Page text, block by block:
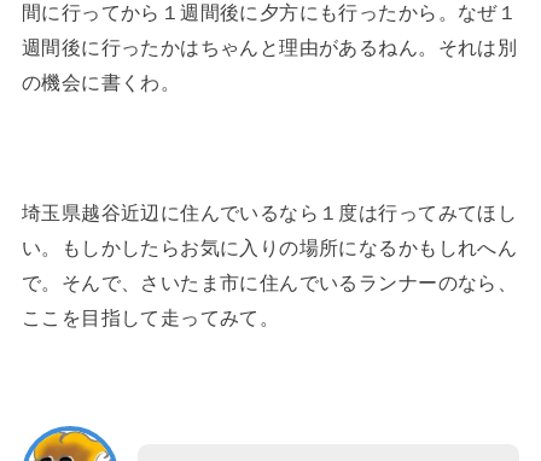
間に行ってから１週間後に夕方にも行ったから。なぜ１
週間後に行ったかはちゃんと理由があるねん。それは別
の機会に書くわ。
埼玉県越谷近辺に住んでいるなら１度は行ってみてほし
い。もしかしたらお気に入りの場所になるかもしれへん
で。そんで、さいたま市に住んでいるランナーのなら、
ここを目指して走ってみて。